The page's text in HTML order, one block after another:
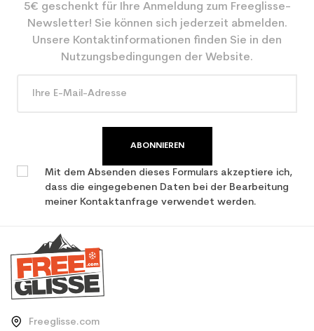
5€ geschenkt für Ihre Anmeldung zum Freeglisse-
Newsletter! Sie können sich jederzeit abmelden.
Unsere Kontaktinformationen finden Sie in den
Nutzungsbedingungen der Website.
ABONNIEREN
Mit dem Absenden dieses Formulars akzeptiere ich,
dass die eingegebenen Daten bei der Bearbeitung
meiner Kontaktanfrage verwendet werden.
Freeglisse.com